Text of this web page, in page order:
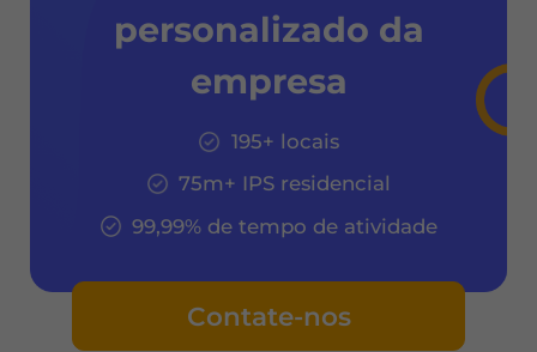
personalizado da
empresa
195+ locais
75m+ IPS residencial
99,99% de tempo de atividade
Contate-nos